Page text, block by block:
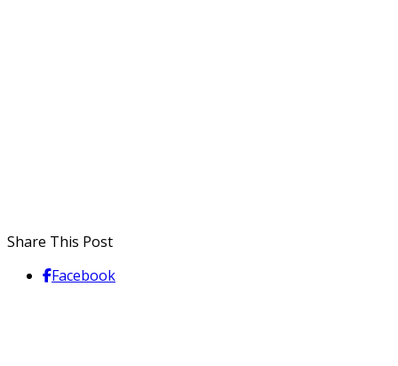
Share This Post
Facebook